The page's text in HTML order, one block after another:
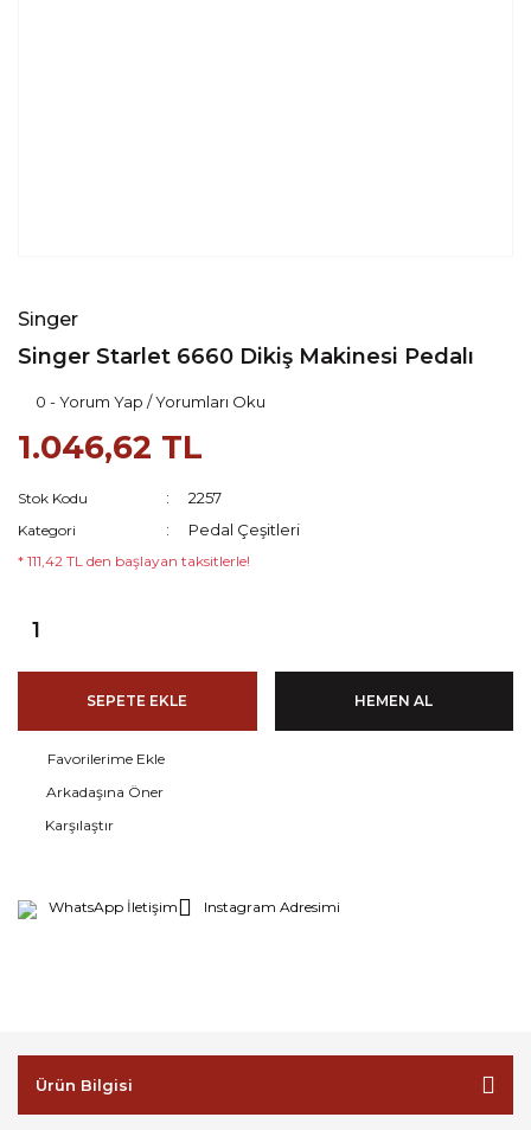
Singer
Singer Starlet 6660 Dikiş Makinesi Pedalı
0 - Yorum Yap / Yorumları Oku
1.046,62 TL
Stok Kodu 2257
Kategori Pedal Çeşitleri
* 111,42 TL den başlayan taksitlerle!
SEPETE EKLE HEMEN AL
Arkadaşına Öner
Karşılaştır
WhatsApp İletişim Instagram Adresimi
Ürün Bilgisi